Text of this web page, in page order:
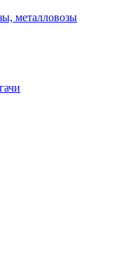
металловозы